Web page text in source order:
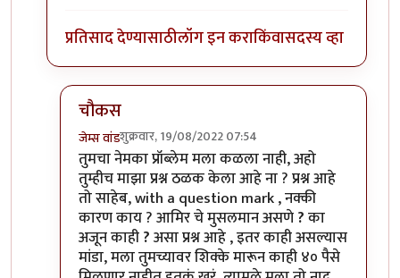
प्रतिसाद देण्यासाठीलॉग इन कराकिंवासदस्य व्हा
चौकस
जेम्स वांडशुक्रवार, 19/08/2022 07:54
In reply toआमिरचे मुसलमान असणे ? का अजून
तुमचा नेमका प्रॉब्लेम मला कळला नाही, अहो
तुम्हीच माझा प्रश्न ठळक केला आहे ना ? प्रश्न आहे
तो साहेब, with a question mark , नक्की
कारण काय ? आमिर चे मुसलमान असणे?का
अजून काही?असा प्रश्न आहे , इतर काही असल्यास
मांडा, मला तुमच्यावर शिक्के मारून काही ४० पैसे